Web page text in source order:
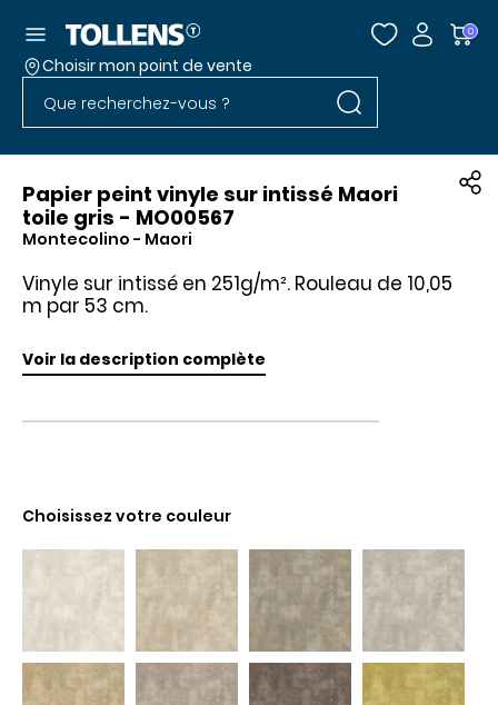
0
Passer la liste des magasins et aller au pied
Choisir mon point de vente
Rechercher dans le site Rechercher
Accéder au menu
Papier peint vinyle sur intissé Maori
toile gris - MO00567
Montecolino - Maori
Vinyle sur intissé en 251g/m². Rouleau de 10,05
m par 53 cm.
Voir la description complète
Choisissez votre couleur